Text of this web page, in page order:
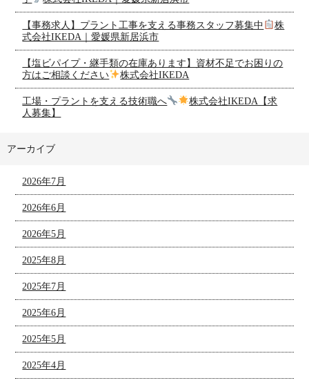
【事務求人】プラント工事を支える事務スタッフ募集中
株
式会社IKEDA｜愛媛県新居浜市
【塩ビパイプ・継手類の在庫あります】資材不足でお困りの
方はご相談ください
株式会社IKEDA
工場・プラントを支える技術職へ
株式会社IKEDA【求
人募集】
アーカイブ
2026年7月
2026年6月
2026年5月
2025年8月
2025年7月
2025年6月
2025年5月
2025年4月